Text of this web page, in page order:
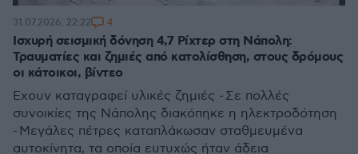
Ισχυρή σεισμική δόνηση 4,7 Ρίχτερ στη Νάπολη:
Τραυματίες και ζημιές από κατολίσθηση, στους δρόμους
οι κάτοικοι, βίντεο
Έχουν καταγραφεί υλικές ζημιές - Σε πολλές
συνοικίες της Νάπολης διακόπηκε η ηλεκτροδότηση
- Μεγάλες πέτρες καταπλάκωσαν σταθμευμένα
αυτοκίνητα, τα οποία ευτυχώς ήταν άδεια
31.07.2026, 22:22 4